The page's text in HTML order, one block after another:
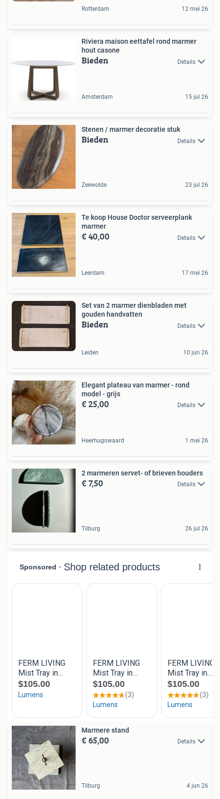
Rotterdam 12 mei 26
Riviera maison eettafel rond marmer
hout casone
Bieden Details
Amsterdam 15 jul 26
Stenen / marmer decoratie stuk
Bieden Details
Zeewolde 23 jul 26
Te koop House Doctor serveerplank
marmer
€ 40,00 Details
Leerdam 17 mei 26
Set van 2 marmer dienbladen met
gouden handvatten
Bieden Details
Leiden 10 jun 26
Elegant plateau van marmer - rond
model - grijs
€ 25,00 Details
Heerhugowaard 1 mei 26
2 marmeren servet- of brieven houders
€ 7,50 Details
Tilburg 26 jul 26
Marmere stand
€ 65,00 Details
Tilburg 4 jun 26